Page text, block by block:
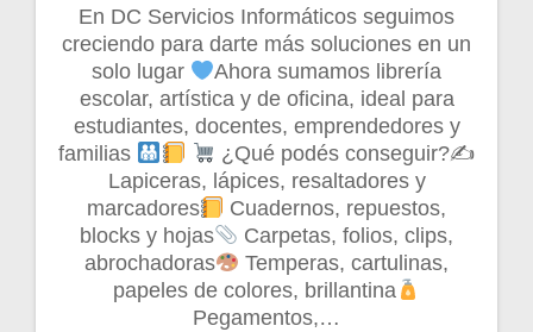
En DC Servicios Informáticos seguimos
creciendo para darte más soluciones en un
solo lugar
Ahora sumamos librería
escolar, artística y de oficina, ideal para
estudiantes, docentes, emprendedores y
familias
¿Qué podés conseguir?✍
Lapiceras, lápices, resaltadores y
marcadores
Cuadernos, repuestos,
blocks y hojas
Carpetas, folios, clips,
abrochadoras
Temperas, cartulinas,
papeles de colores, brillantina
Pegamentos,…